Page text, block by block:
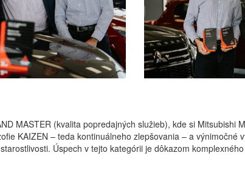
MASTER (kvalita popredajných služieb), kde si Mitsubishi
KAIZEN – teda kontinuálneho zlepšovania – a výnimočné
Úspech v tejto kategórii je dôkazom